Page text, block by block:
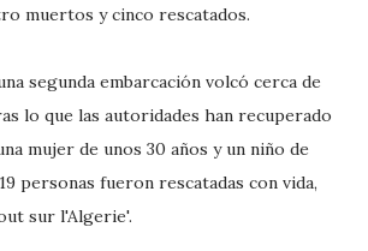
muertos y cinco rescatados.
segunda embarcación volcó cerca de
lo que las autoridades han recuperado
mujer de unos 30 años y un niño de
personas fueron rescatadas con vida,
sur l'Algerie'.